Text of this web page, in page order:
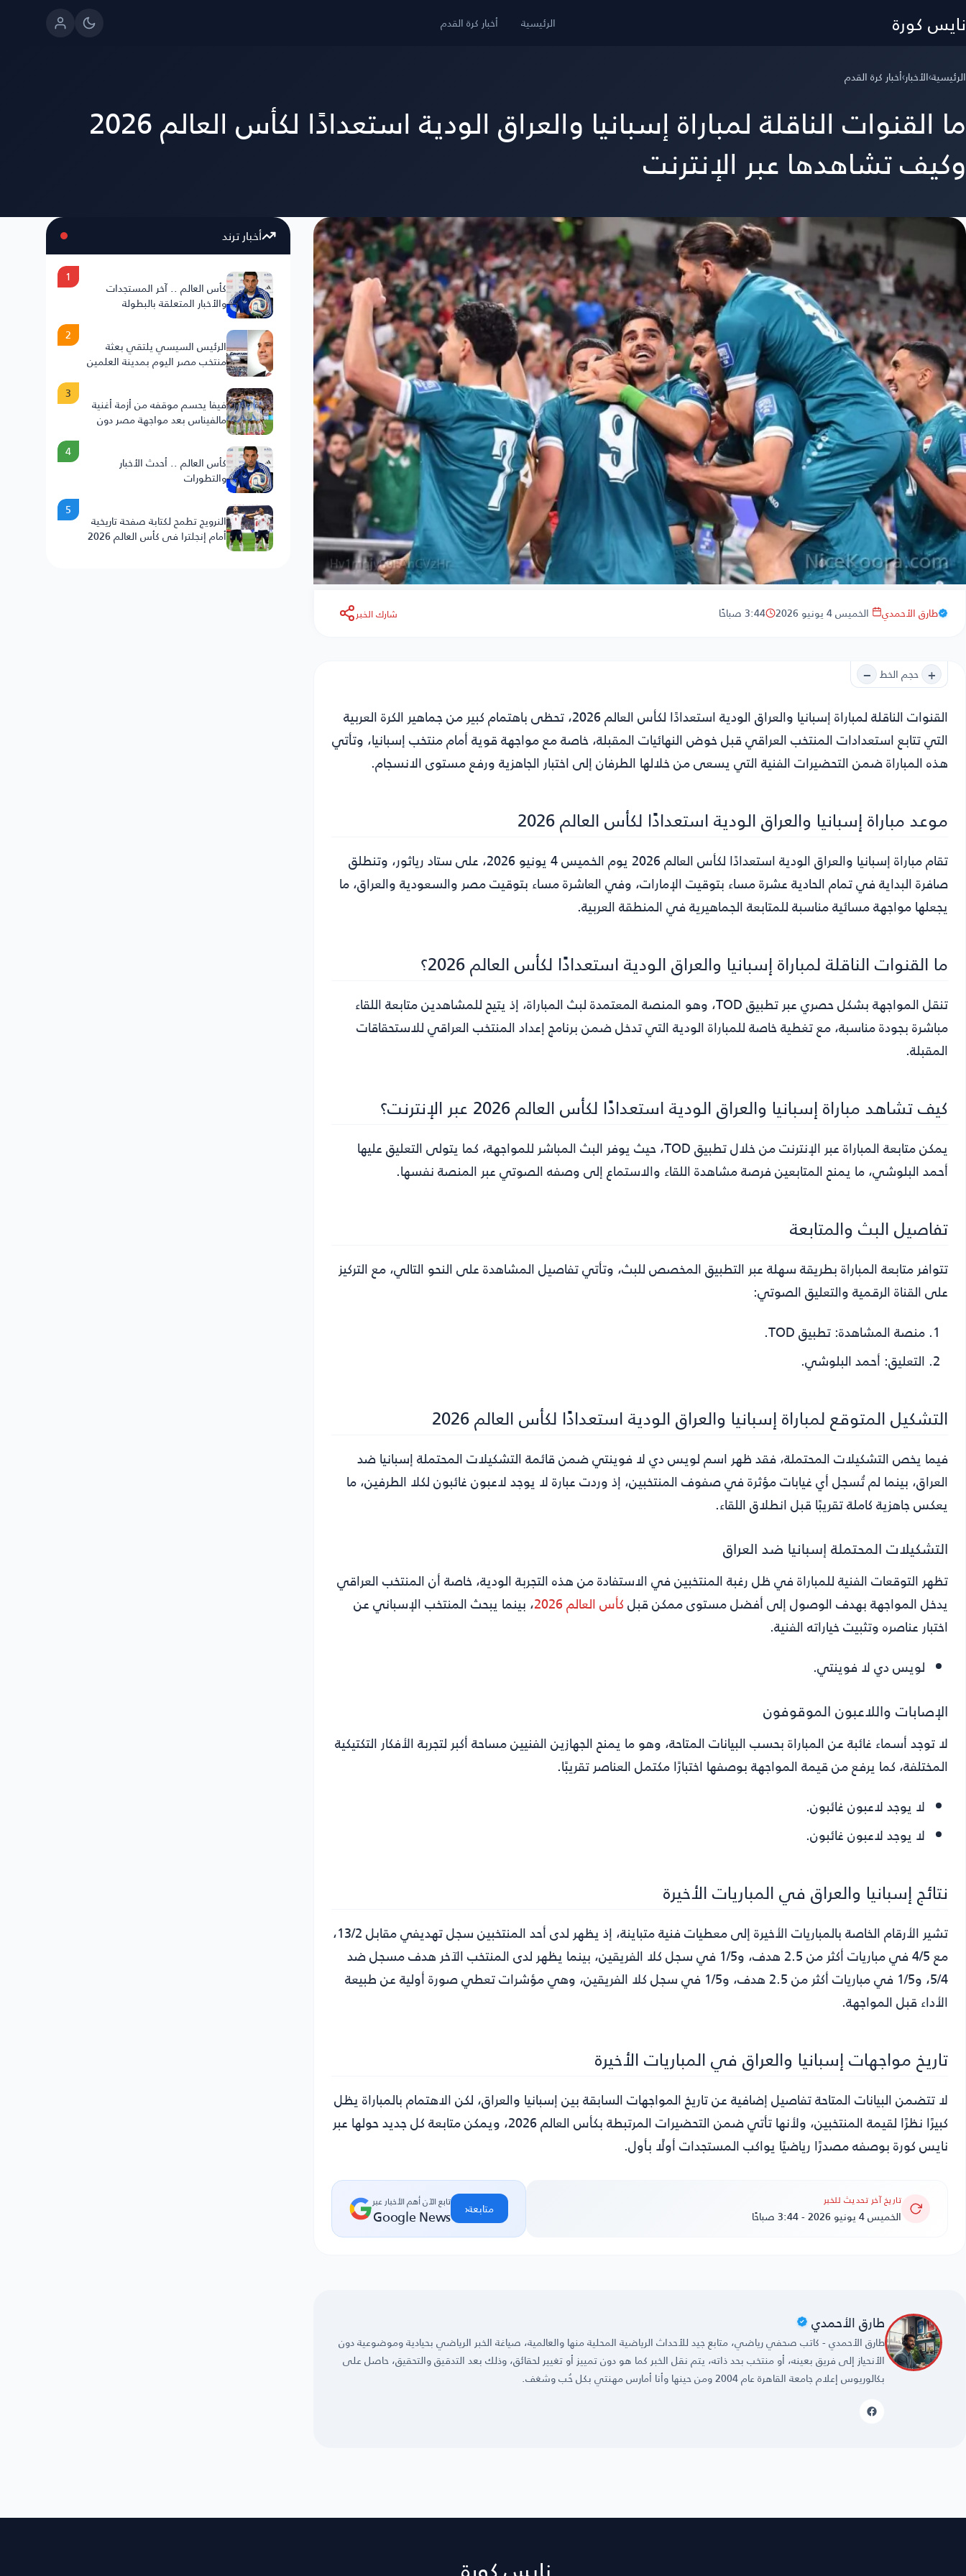
نايس كورة الرئيسية أخبار كرة القدم
الرئيسية›الأخبار›أخبار كرة القدم
ما القنوات الناقلة لمباراة إسبانيا والعراق الودية استعدادًا لكأس العالم 2026
وكيف تشاهدها عبر الإنترنت
طارق الأحمدي الخميس 4 يونيو 2026 3:44 صباحًا شارك الخبر
+ حجم الخط −
القنوات الناقلة لمباراة إسبانيا والعراق الودية استعدادًا لكأس العالم 2026
، تحظى باهتمام كبير من جماهير الكرة العربية
التي تتابع استعدادات المنتخب العراقي قبل خوض النهائيات المقبلة، خاصة مع مواجهة قوية أمام منتخب إسبانيا، وتأتي
هذه المباراة ضمن التحضيرات الفنية التي يسعى من خلالها الطرفان إلى اختبار الجاهزية ورفع مستوى الانسجام.
موعد مباراة إسبانيا والعراق الودية استعدادًا لكأس العالم 2026
تقام مباراة إسبانيا والعراق الودية استعدادًا لكأس العالم 2026 يوم الخميس 4 يونيو 2026، على ستاد رياثور، وتنطلق
صافرة البداية في تمام الحادية عشرة مساء بتوقيت الإمارات، وفي العاشرة مساء بتوقيت مصر والسعودية والعراق، ما
يجعلها مواجهة مسائية مناسبة للمتابعة الجماهيرية في المنطقة العربية.
ما القنوات الناقلة لمباراة إسبانيا والعراق الودية استعدادًا لكأس العالم 2026؟
تنقل المواجهة بشكل حصري عبر تطبيق TOD، وهو المنصة المعتمدة لبث المباراة، إذ يتيح للمشاهدين متابعة اللقاء
مباشرة بجودة مناسبة، مع تغطية خاصة للمباراة الودية التي تدخل ضمن برنامج إعداد المنتخب العراقي للاستحقاقات
المقبلة.
كيف تشاهد مباراة إسبانيا والعراق الودية استعدادًا لكأس العالم 2026 عبر الإنترنت؟
يمكن متابعة المباراة عبر الإنترنت من خلال تطبيق TOD، حيث يوفر البث المباشر للمواجهة، كما يتولى التعليق عليها
أحمد البلوشي، ما يمنح المتابعين فرصة مشاهدة اللقاء والاستماع إلى وصفه الصوتي عبر المنصة نفسها.
تفاصيل البث والمتابعة
تتوافر متابعة المباراة بطريقة سهلة عبر التطبيق المخصص للبث، وتأتي تفاصيل المشاهدة على النحو التالي، مع التركيز
على القناة الرقمية والتعليق الصوتي:
منصة المشاهدة: تطبيق TOD.
التعليق: أحمد البلوشي.
التشكيل المتوقع لمباراة إسبانيا والعراق الودية استعدادًا لكأس العالم 2026
فيما يخص التشكيلات المحتملة، فقد ظهر اسم لويس دي لا فوينتي ضمن قائمة التشكيلات المحتملة إسبانيا ضد
العراق، بينما لم تُسجل أي غيابات مؤثرة في صفوف المنتخبين، إذ وردت عبارة لا يوجد لاعبون غائبون لكلا الطرفين، ما
يعكس جاهزية كاملة تقريبًا قبل انطلاق اللقاء.
التشكيلات المحتملة إسبانيا ضد العراق
تظهر التوقعات الفنية للمباراة في ظل رغبة المنتخبين في الاستفادة من هذه التجربة الودية، خاصة أن المنتخب العراقي
يدخل المواجهة بهدف الوصول إلى أفضل مستوى ممكن قبلكأس العالم 2026
، بينما يبحث المنتخب الإسباني عن
اختبار عناصره وتثبيت خياراته الفنية.
لويس دي لا فوينتي.
الإصابات واللاعبون الموقوفون
لا توجد أسماء غائبة عن المباراة بحسب البيانات المتاحة، وهو ما يمنح الجهازين الفنيين مساحة أكبر لتجربة الأفكار التكتيكية
المختلفة، كما يرفع من قيمة المواجهة بوصفها اختبارًا مكتمل العناصر تقريبًا.
لا يوجد لاعبون غائبون.
لا يوجد لاعبون غائبون.
نتائج إسبانيا والعراق في المباريات الأخيرة
تشير الأرقام الخاصة بالمباريات الأخيرة إلى معطيات فنية متباينة، إذ يظهر لدى أحد المنتخبين سجل تهديفي مقابل 13/2،
مع 4/5 في مباريات أكثر من 2.5 هدف، و1/5 في سجل كلا الفريقين، بينما يظهر لدى المنتخب الآخر هدف مسجل ضد
5/4، و1/5 في مباريات أكثر من 2.5 هدف، و1/5 في سجل كلا الفريقين، وهي مؤشرات تعطي صورة أولية عن طبيعة
الأداء قبل المواجهة.
تاريخ مواجهات إسبانيا والعراق في المباريات الأخيرة
لا تتضمن البيانات المتاحة تفاصيل إضافية عن تاريخ المواجهات السابقة بين إسبانيا والعراق، لكن الاهتمام بالمباراة يظل
كبيرًا نظرًا لقيمة المنتخبين، ولأنها تأتي ضمن التحضيرات المرتبطة بكأس العالم 2026، ويمكن متابعة كل جديد حولها عبر
نايس كورة بوصفه مصدرًا رياضيًا يواكب المستجدات أولًا بأول.
تاريخ آخر تحديث للخبر
الخميس 4 يونيو 2026 - 3:44 صباحًا
تابع الآن أهم الأخبار عبر
Google News متابعة‹
طارق الأحمدي
طارق الأحمدي - كاتب صحفي رياضي، متابع جيد للأحداث الرياضية المحلية منها والعالمية، صياغة الخبر الرياضي بحيادية وموضوعية دون
الأنحياز إلى فريق بعينه، أو منتخب بحد ذاته، يتم نقل الخبر كما هو دون تمييز أو تغيير لحقائق، وذلك بعد التدقيق والتحقيق، حاصل على
بكالوريوس إعلام جامعة القاهرة عام 2004 ومن حينها وأنا أمارس مهنتي بكل حُب وشغف.
أخبار ترند
كأس العالم .. آخر المستجدات
والأخبار المتعلقة بالبطولة
1
الرئيس السيسي يلتقي بعثة
منتخب مصر اليوم بمدينة العلمين
2
فيفا يحسم موقفه من أزمة أغنية
مالفيناس بعد مواجهة مصر دون
3
كأس العالم .. أحدث الأخبار
والتطورات
4
النرويج تطمح لكتابة صفحة تاريخية
أمام إنجلترا في كأس العالم 2026
5